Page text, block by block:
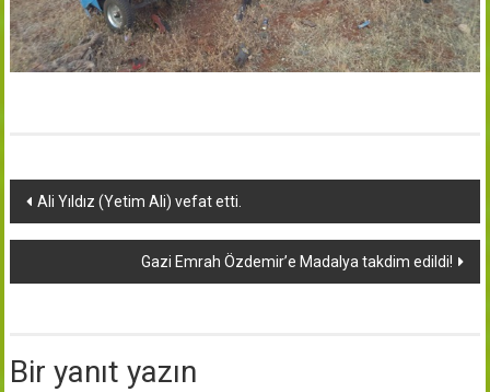
Yazı
dolaşımı
Ali Yıldız (Yetim Ali) vefat etti.
Gazi Emrah Özdemir’e Madalya takdim edildi!
Bir yanıt yazın